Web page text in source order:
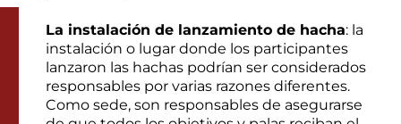
La instalación de lanzamiento de hacha: la
instalación o lugar donde los participantes
lanzaron las hachas podrían ser considerados
responsables por varias razones diferentes.
Como sede, son responsables de asegurarse